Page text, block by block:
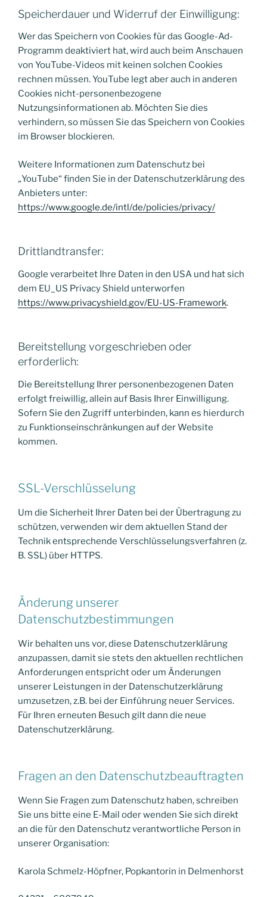
Speicherdauer und Widerruf der Einwilligung:
Wer das Speichern von Cookies für das Google-Ad-
Programm deaktiviert hat, wird auch beim Anschauen
von YouTube-Videos mit keinen solchen Cookies
rechnen müssen. YouTube legt aber auch in anderen
Cookies nicht-personenbezogene
Nutzungsinformationen ab. Möchten Sie dies
verhindern, so müssen Sie das Speichern von Cookies
im Browser blockieren.
Weitere Informationen zum Datenschutz bei
„YouTube“ finden Sie in der Datenschutzerklärung des
Anbieters unter:
https://www.google.de/intl/de/policies/privacy/
Drittlandtransfer:
Google verarbeitet Ihre Daten in den USA und hat sich
dem EU_US Privacy Shield unterworfen
https://www.privacyshield.gov/EU-US-Framework.
Bereitstellung vorgeschrieben oder
erforderlich:
Die Bereitstellung Ihrer personenbezogenen Daten
erfolgt freiwillig, allein auf Basis Ihrer Einwilligung.
Sofern Sie den Zugriff unterbinden, kann es hierdurch
zu Funktionseinschränkungen auf der Website
kommen.
SSL-Verschlüsselung
Um die Sicherheit Ihrer Daten bei der Übertragung zu
schützen, verwenden wir dem aktuellen Stand der
Technik entsprechende Verschlüsselungsverfahren (z.
B. SSL) über HTTPS.
Änderung unserer
Datenschutzbestimmungen
Wir behalten uns vor, diese Datenschutzerklärung
anzupassen, damit sie stets den aktuellen rechtlichen
Anforderungen entspricht oder um Änderungen
unserer Leistungen in der Datenschutzerklärung
umzusetzen, z.B. bei der Einführung neuer Services.
Für Ihren erneuten Besuch gilt dann die neue
Datenschutzerklärung.
Fragen an den Datenschutzbeauftragten
Wenn Sie Fragen zum Datenschutz haben, schreiben
Sie uns bitte eine E-Mail oder wenden Sie sich direkt
an die für den Datenschutz verantwortliche Person in
unserer Organisation:
Karola Schmelz-Höpfner, Popkantorin in Delmenhorst